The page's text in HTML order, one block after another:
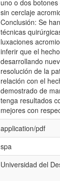
uno o dos
sin cerclaje
Conclusión: Se
técnicas
luxaciones
inferir que el
desarrollando
resolución de la
relación con el
demostrado de
tenga resultados
mejores con
application/pdf
spa
Universidad del